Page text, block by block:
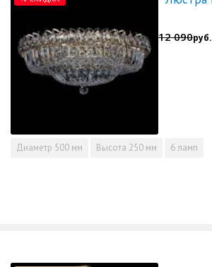
12 090руб.
Диаметр 500 мм Высота 250 мм 6 ламп